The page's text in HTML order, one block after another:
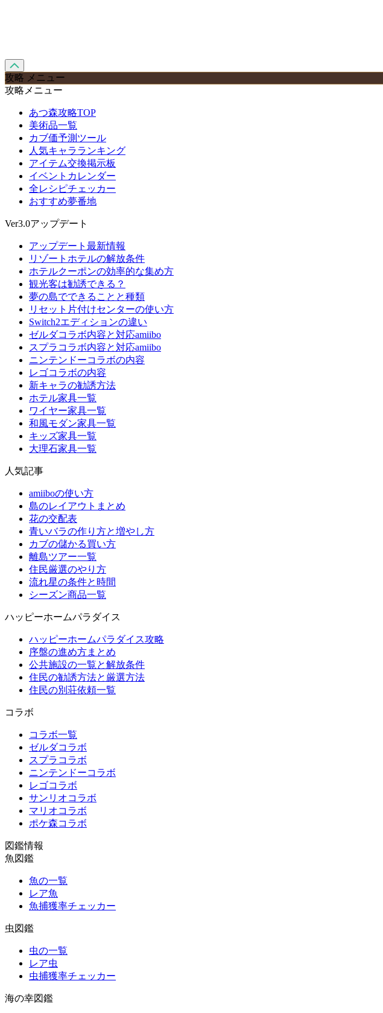
攻略 メニュー
攻略メニュー
あつ森攻略TOP
美術品一覧
カブ価予測ツール
人気キャラランキング
アイテム交換掲示板
イベントカレンダー
全レシピチェッカー
おすすめ夢番地
Ver3.0アップデート
アップデート最新情報
リゾートホテルの解放条件
ホテルクーポンの効率的な集め方
観光客は勧誘できる？
夢の島でできることと種類
リセット片付けセンターの使い方
Switch2エディションの違い
ゼルダコラボ内容と対応amiibo
スプラコラボ内容と対応amiibo
ニンテンドーコラボの内容
レゴコラボの内容
新キャラの勧誘方法
ホテル家具一覧
ワイヤー家具一覧
和風モダン家具一覧
キッズ家具一覧
大理石家具一覧
人気記事
amiiboの使い方
島のレイアウトまとめ
花の交配表
青いバラの作り方と増やし方
カブの儲かる買い方
離島ツアー一覧
住民厳選のやり方
流れ星の条件と時間
シーズン商品一覧
ハッピーホームパラダイス
ハッピーホームパラダイス攻略
序盤の進め方まとめ
公共施設の一覧と解放条件
住民の勧誘方法と厳選方法
住民の別荘依頼一覧
コラボ
コラボ一覧
ゼルダコラボ
スプラコラボ
ニンテンドーコラボ
レゴコラボ
サンリオコラボ
マリオコラボ
ポケ森コラボ
図鑑情報
魚図鑑
魚の一覧
レア魚
魚捕獲率チェッカー
虫図鑑
虫の一覧
レア虫
虫捕獲率チェッカー
海の幸図鑑